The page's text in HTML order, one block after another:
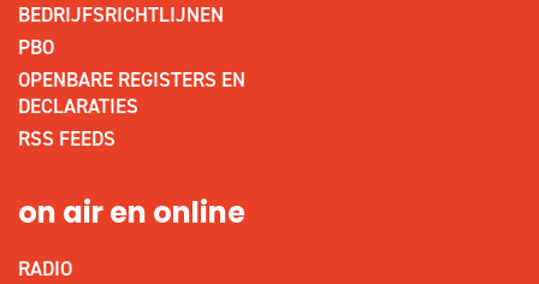
BEDRIJFSRICHTLIJNEN
PBO
OPENBARE REGISTERS EN
DECLARATIES
RSS FEEDS
on air en online
RADIO